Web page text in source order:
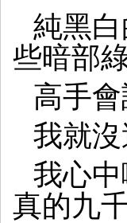
純黑
些暗部
高手
我就沒
我心
真的九